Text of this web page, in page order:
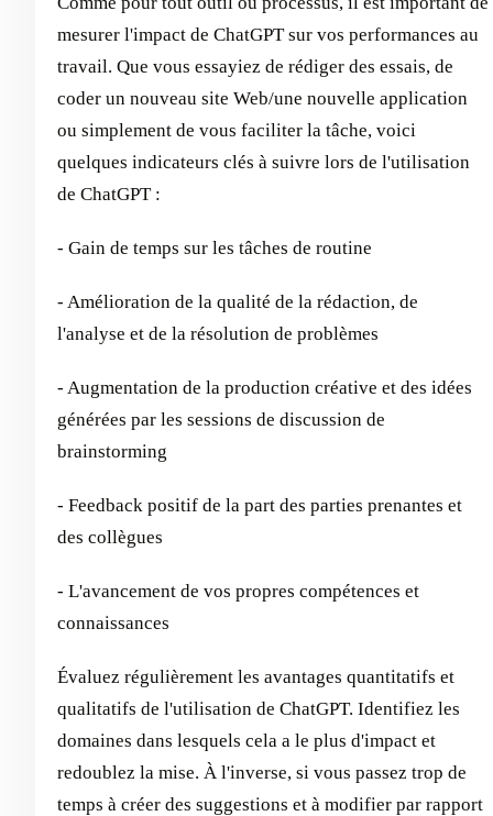
mesurer l'impact de ChatGPT sur vos performances au
travail. Que vous essayiez de rédiger des essais, de
coder un nouveau site Web/une nouvelle application
ou simplement de vous faciliter la tâche, voici
quelques indicateurs clés à suivre lors de l'utilisation
de ChatGPT :
- Gain de temps sur les tâches de routine
- Amélioration de la qualité de la rédaction, de
l'analyse et de la résolution de problèmes
- Augmentation de la production créative et des idées
générées par les sessions de discussion de
brainstorming
- Feedback positif de la part des parties prenantes et
des collègues
- L'avancement de vos propres compétences et
connaissances
Évaluez régulièrement les avantages quantitatifs et
qualitatifs de l'utilisation de ChatGPT. Identifiez les
domaines dans lesquels cela a le plus d'impact et
redoublez la mise. À l'inverse, si vous passez trop de
temps à créer des suggestions et à modifier par rapport